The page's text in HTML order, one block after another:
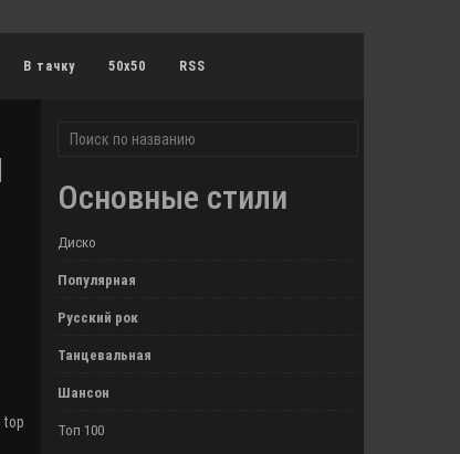
В тачку 50x50 RSS
top
Основные стили
Диско
Популярная
Русский рок
Танцевальная
Шансон
Топ 100